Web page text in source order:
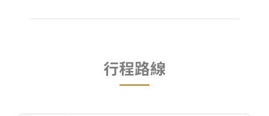
行程路線